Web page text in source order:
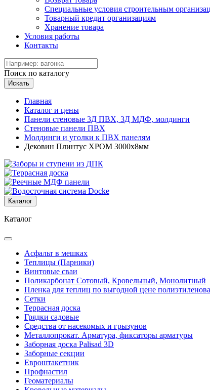
Специальные условия строительным
Товарный кредит организациям
Хранение товара
Условия работы
Контакты
Поиск по каталогу
Искать
Главная
Каталог и цены
Панели стеновые 3Д ПВХ, 3Д МДФ, молдинги
Стеновые панели ПВХ
Молдинги и уголки к ПВХ панелям
Дековин Плинтус ХРОМ 3000х8мм
Каталог
Каталог
Асфальт в мешках
Теплицы (Парники)
Винтовые сваи
Поликарбонат Сотовый, Кровельный, Монолитный
Пленка для теплиц по выгодной цене
Сетки
Террасная доска
Грядки садовые
Средства от насекомых и грызунов
Металлопрокат. Арматура, фиксаторы арматуры
Заборная доска Palisad 3D
Заборные секции
Евроштакетник
Профнастил
Геоматериалы